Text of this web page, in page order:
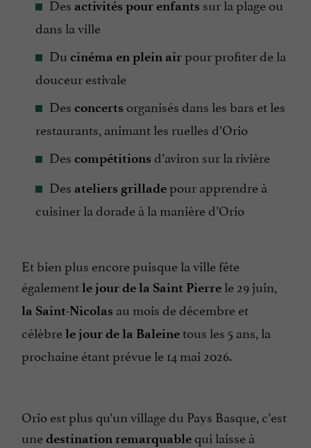
Des activités pour enfants sur la plage ou
dans la ville
Du cinéma en plein airpour profiter de la
douceur estivale
Des concerts organisés dans les bars et les
restaurants, animant les ruelles d’Orio
Des compétitions d’aviron sur la rivière
Des ateliers grilladepour apprendre à
cuisiner la dorade à la manière d’Orio
Et bien plus encore puisque la ville fête
égalementle jour de la Saint Pierre le 29 juin,
la Saint-Nicolas au mois de décembre et
célèbrele jour de la Baleinetous les 5 ans, la
prochaine étant prévue le 14 mai 2026.
Orio est plus qu’un village du Pays Basque, c’est
unedestination remarquablequi laisse à